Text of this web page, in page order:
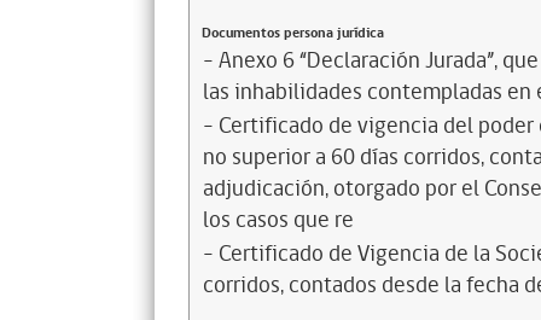
Documentos persona jurídica
- Anexo 6 “Declaración Jurada”,
las inhabilidades contempladas
- Certificado de vigencia del
no superior a 60 días corridos,
adjudicación, otorgado por el
los casos que re
- Certificado de Vigencia de la
corridos, contados desde la fecha